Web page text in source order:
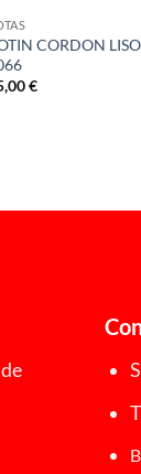
CORDON
€